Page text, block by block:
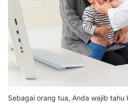
Sebagai orang tua, Anda wajib tahu